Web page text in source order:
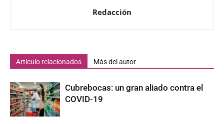
Redacción
Artículo relacionados Más del autor
Cubrebocas: un gran aliado contra el
COVID-19